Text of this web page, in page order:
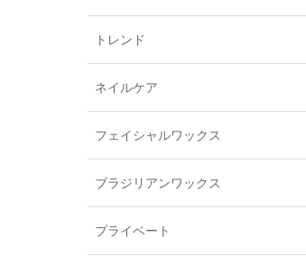
トレンド
ネイルケア
フェイシャルワックス
ブラジリアンワックス
プライベート